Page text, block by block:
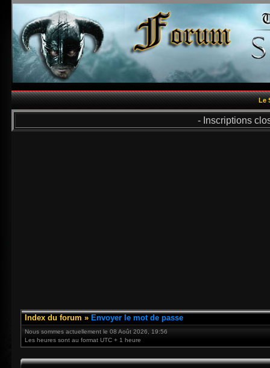
Le
- Inscriptions
Index du forum » Envoyer le mot de passe
Nous sommes actuellement le 08 Août 2026, 19:56
Les heures sont au format UTC + 1 heure